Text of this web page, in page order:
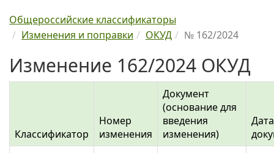
Общероссийские классификаторы
Изменения и поправки
ОКУД № 162/2024
Изменение 162/2024 ОКУД
Классификатор
Номер
изменения
Документ
(основание для
введения
изменения)
Дата